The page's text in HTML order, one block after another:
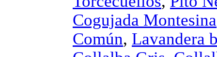
Cogujada Montesina
Común, Lavandera